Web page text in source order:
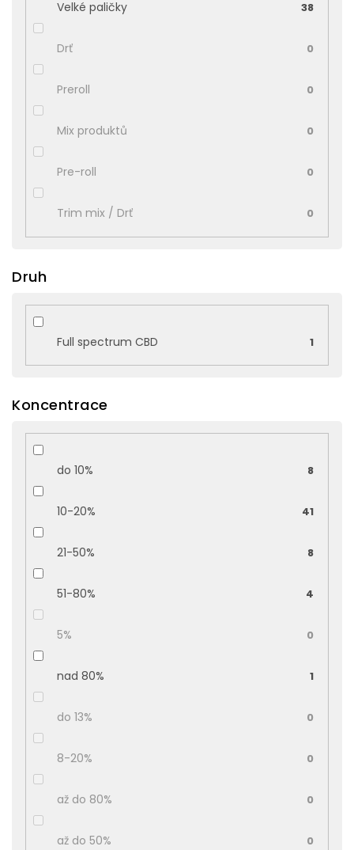
Velké paličky 38
Drť 0
Preroll 0
Mix produktů 0
Pre-roll 0
Trim mix / Drť 0
Druh
Full spectrum CBD 1
Koncentrace
do 10% 8
10-20% 41
21-50% 8
51-80% 4
5% 0
nad 80% 1
do 13% 0
8-20% 0
až do 80% 0
až do 50% 0